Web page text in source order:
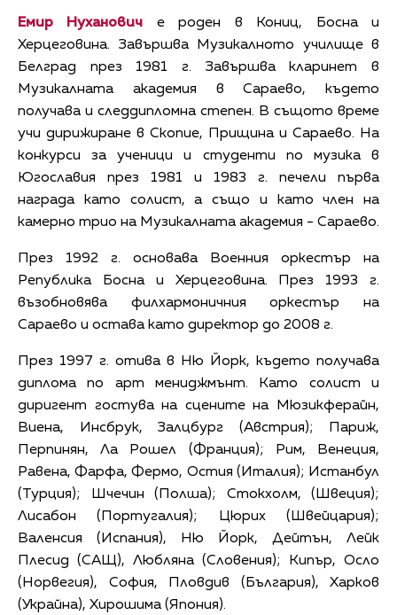
Емир Нуханович e роден в Кониц, Босна и
Херцеговина. Завършва Музикалното училище в
Белград през 1981 г. Завършва кларинет в
Музикалната академия в Сараево, където
получава и следдипломна степен. В същото време
учи дирижиране в Скопие, Прищина и Сараево. На
конкурси за ученици и студенти по музика в
Югославия през 1981 и 1983 г. печели първа
награда като солист, а също и като член на
камерно трио на Музикалната академия - Сараево.
През 1992 г. основава Военния оркестър на
Република Босна и Херцеговина. През 1993 г.
възобновява филхармоничния оркестър на
Сараево и остава като директор до 2008 г.
През 1997 г. отива в Ню Йорк, където получава
диплома по арт мениджмънт. Като солист и
диригент гостува на сцените на Мюзикферайн,
Виена, Инсбрук, Залцбург (Австрия); Париж,
Перпинян, Ла Рошел (Франция); Рим, Венеция,
Равена, Фарфа, Фермо, Остия (Италия); Истанбул
(Турция); Шчечин (Полша); Стокхолм, (Швеция);
Лисабон (Португалия); Цюрих (Швейцария);
Валенсия (Испания), Ню Йорк, Дейтън, Лейк
Плесид (САЩ), Любляна (Словения); Кипър, Осло
(Норвегия), София, Пловдив (България), Харков
(Украйна), Хирошима (Япония).